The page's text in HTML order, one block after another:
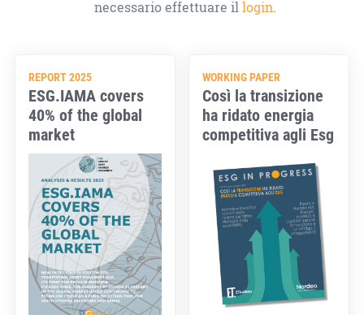
necessario effettuare illogin.
REPORT 2025
ESG.IAMA covers
40% of the global
market
WORKING PAPER
Così la transizione
ha ridato energia
competitiva agli Esg